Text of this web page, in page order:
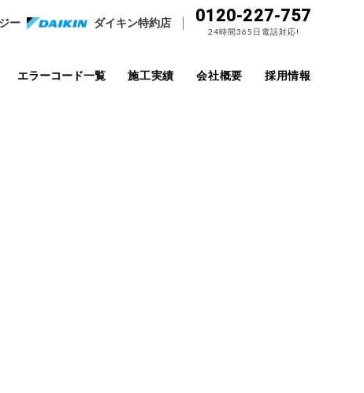
ー ダイキン特約店 0120-227-757
24時間365日電話対応!
エラーコード一覧 施工実績 会社概要 採用情報